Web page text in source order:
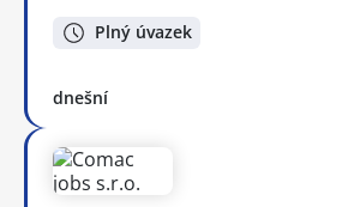
Plný úvazek
dnešní